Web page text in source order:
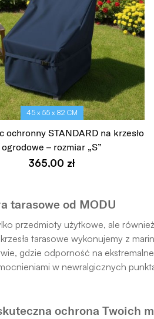
45 x 55 x 82 CM
ochronny STANDARD na krzesło
ogrodowe – rozmiar „S”
365,00 zł
tarasowe od MODU
przedmioty użytkowe, ale
tarasowe wykonujemy z
gdzie odporność na
w newralgicznych
ochrona Twoich